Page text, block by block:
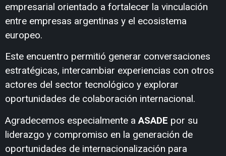
empresarial orientado a fortalecer la vinculación
entre empresas argentinas y el ecosistema
europeo.
Este encuentro permitió generar conversaciones
estratégicas, intercambiar experiencias con otros
actores del sector tecnológico y explorar
oportunidades de colaboración internacional.
Agradecemos especialmente aASADE por su
liderazgo y compromiso en la generación de
oportunidades de internacionalización para